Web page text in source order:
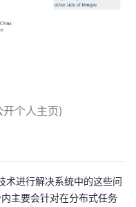
个人主页)
术进行解决系统中的这些问
主要会针对在分布式任务